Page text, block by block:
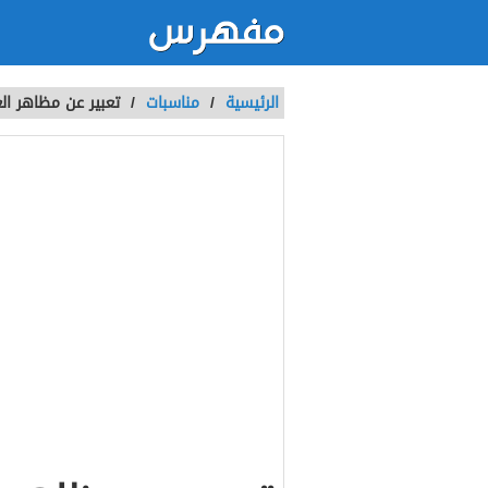
الرئيسية / مناسبات / تعبير عن مظاهر